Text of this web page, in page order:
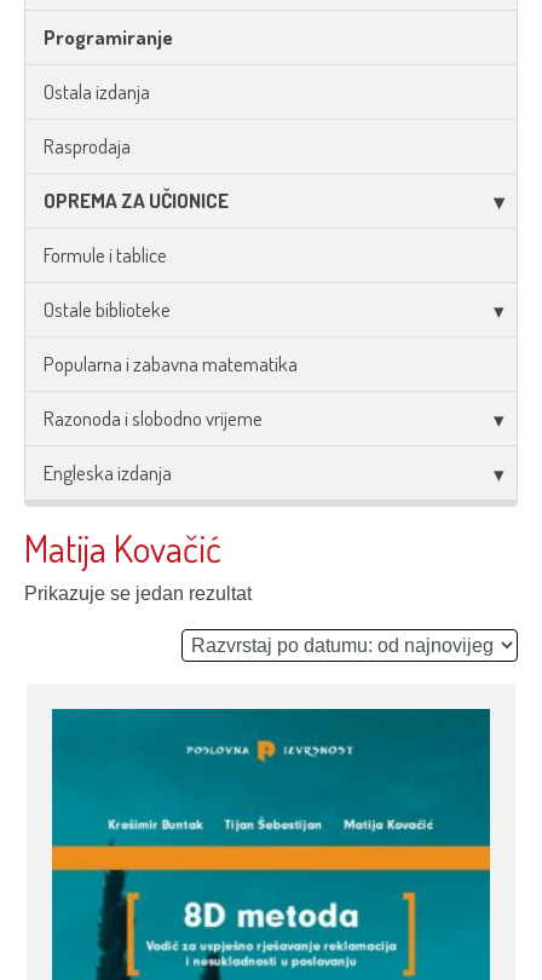
Programiranje
Ostala izdanja
Rasprodaja
OPREMA ZA UČIONICE
Formule i tablice
Ostale biblioteke
Popularna i zabavna matematika
Razonoda i slobodno vrijeme
Engleska izdanja
Matija Kovačić
Prikazuje se jedan rezultat